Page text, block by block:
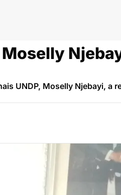
UNDP, Moselly Njebayi, a